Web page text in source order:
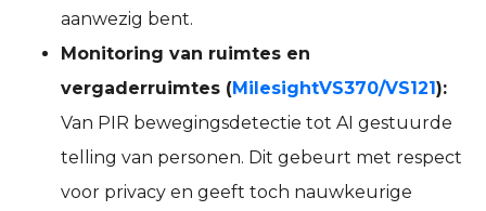
aanwezig bent.
Monitoring van ruimtes en
vergaderruimtes (MilesightVS370/VS121):
Van PIR bewegingsdetectie tot AI gestuurde
telling van personen. Dit gebeurt met respect
voor privacy en geeft toch nauwkeurige